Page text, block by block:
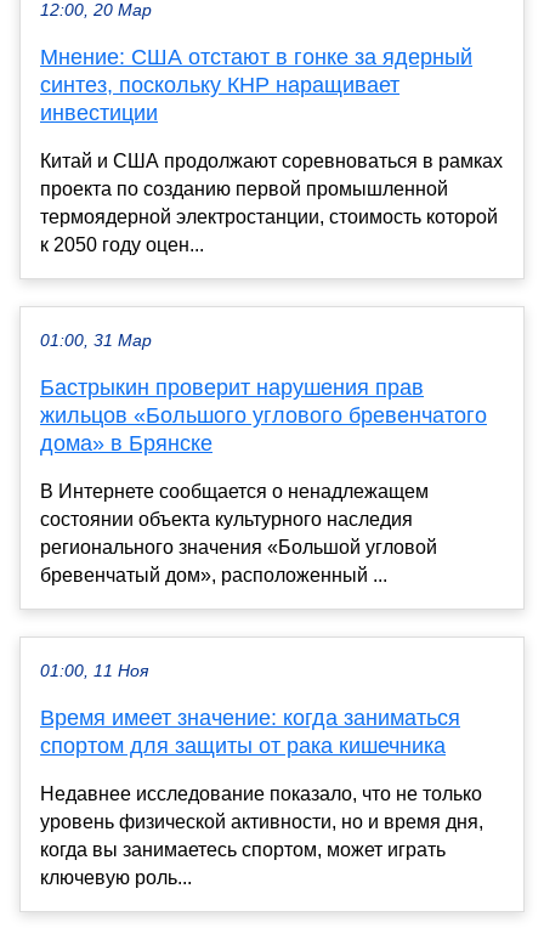
12:00, 20 Мар
Мнение: США отстают в гонке за ядерный
синтез, поскольку КНР наращивает
инвестиции
Китай и США продолжают соревноваться в рамках
проекта по созданию первой промышленной
термоядерной электростанции, стоимость которой
к 2050 году оцен...
01:00, 31 Мар
Бастрыкин проверит нарушения прав
жильцов «Большого углового бревенчатого
дома» в Брянске
В Интернете сообщается о ненадлежащем
состоянии объекта культурного наследия
регионального значения «Большой угловой
бревенчатый дом», расположенный ...
01:00, 11 Ноя
Время имеет значение: когда заниматься
спортом для защиты от рака кишечника
Недавнее исследование показало, что не только
уровень физической активности, но и время дня,
когда вы занимаетесь спортом, может играть
ключевую роль...